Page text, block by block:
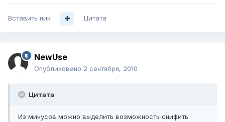
Вставить ник Цитата
NewUse
Опубликовано 2 сентября, 2010
Цитата
Из минусов можно выделить возможность снифить